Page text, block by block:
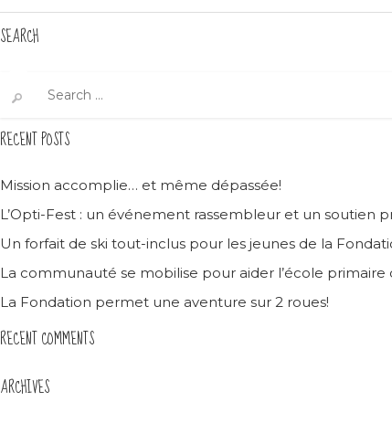
SEARCH
for:
RECENT POSTS
Mission accomplie… et même dépassée!
L’Opti-Fest : un événement rassembleur et un soutien
Un forfait de ski tout-inclus pour les jeunes de la
La communauté se mobilise pour aider l’école primaire
La Fondation permet une aventure sur 2 roues!
RECENT COMMENTS
ARCHIVES